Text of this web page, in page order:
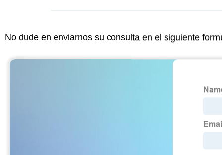
No dude en enviarnos su consulta en el siguiente